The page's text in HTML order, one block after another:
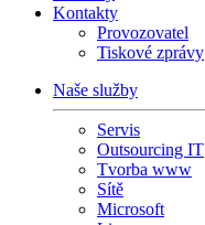
Kontakty
Provozovatel
Tiskové zprávy
Naše služby
Servis
Outsourcing IT
Tvorba www
Sítě
Microsoft